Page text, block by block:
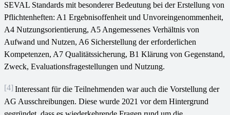
SEVAL Standards mit besonderer Bedeutung bei der Erstellung von
Pflichtenheften: A1 Ergebnisoffenheit und Unvoreingenommenheit,
A4 Nutzungsorientierung, A5 Angemessenes Verhältnis von
Aufwand und Nutzen, A6 Sicherstellung der erforderlichen
Kompetenzen, A7 Qualitätssicherung, B1 Klärung von Gegenstand,
Zweck, Evaluationsfragestellungen und Nutzung.
[4] Interessant für die Teilnehmenden war auch die Vorstellung der
AG Ausschreibungen. Diese wurde 2021 vor dem Hintergrund